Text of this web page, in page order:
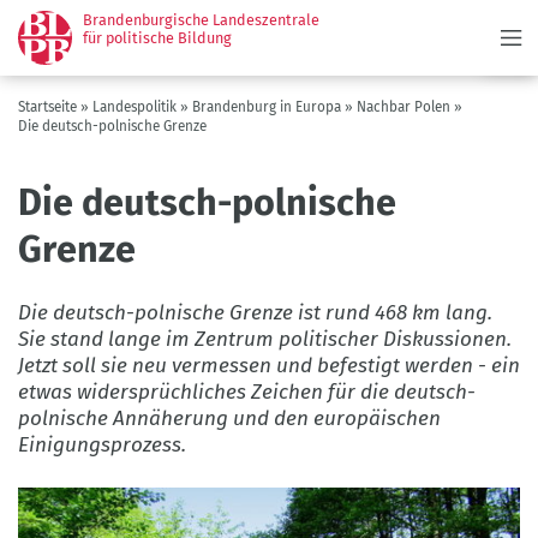
Direkt
zum
Inhalt
Brandenburgische Landeszentrale
für politische Bildung
Pfadnavigation
Startseite Landespolitik Brandenburg in Europa
Nachbar Polen
Die deutsch-polnische Grenze
Die deutsch-polnische
Grenze
Die deutsch-polnische Grenze ist rund 468 km lang.
Sie stand lange im Zentrum politischer Diskussionen.
Jetzt soll sie neu vermessen und befestigt werden - ein
etwas widersprüchliches Zeichen für die deutsch-
polnische Annäherung und den europäischen
Einigungsprozess.